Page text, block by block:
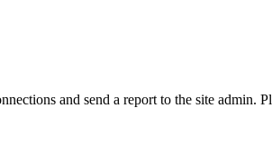
and send a report to the site admin.